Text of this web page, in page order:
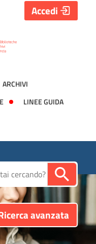
ARCHIVI
LINEE GUIDA
Accedi
"Catalogo"
avanzata